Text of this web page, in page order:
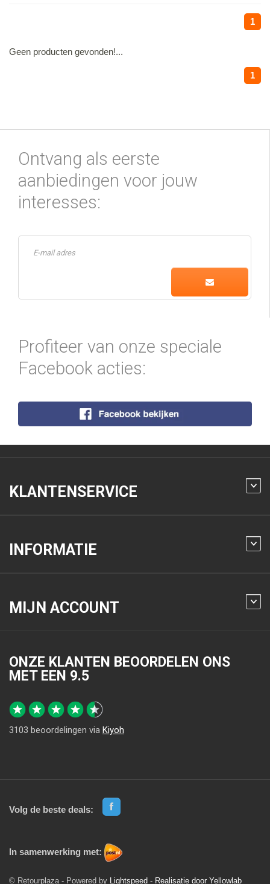
1
Geen producten gevonden!...
1
Ontvang als eerste
aanbiedingen voor jouw
interesses:
Profiteer van onze speciale
Facebook acties:
KLANTENSERVICE
INFORMATIE
MIJN ACCOUNT
ONZE KLANTEN BEOORDELEN ONS
MET EEN 9.5
3103 beoordelingen via Kiyoh
Volg de beste deals:
In samenwerking met:
© Retourplaza - Powered by Lightspeed - Realisatie door Yellowlab